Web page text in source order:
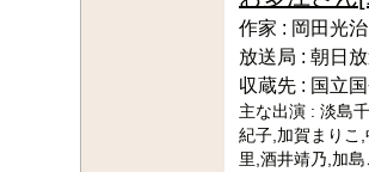
作家 : 岡田光治
放送局 : 朝日
収蔵先 : 国立
主な出演 : 淡島
紀子,加賀まりこ
里,酒井靖乃,加